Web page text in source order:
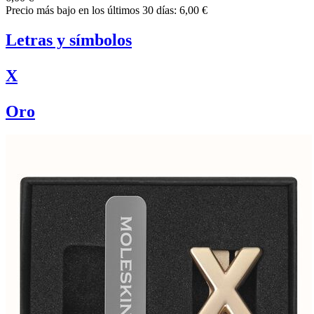
Precio más bajo en los últimos 30 días: 6,00 €
Letras y símbolos
X
Oro